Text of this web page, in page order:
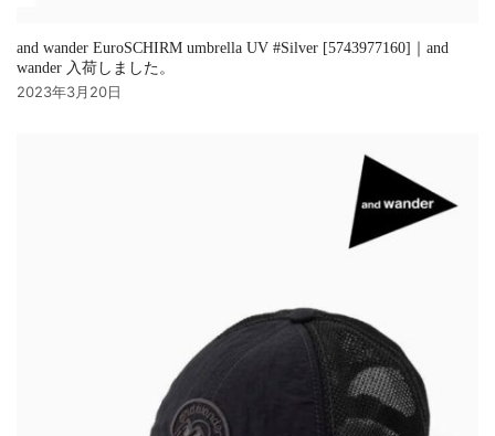
and wander EuroSCHIRM umbrella UV #Silver [5743977160]｜and
wander 入荷しました。
2023年3月20日